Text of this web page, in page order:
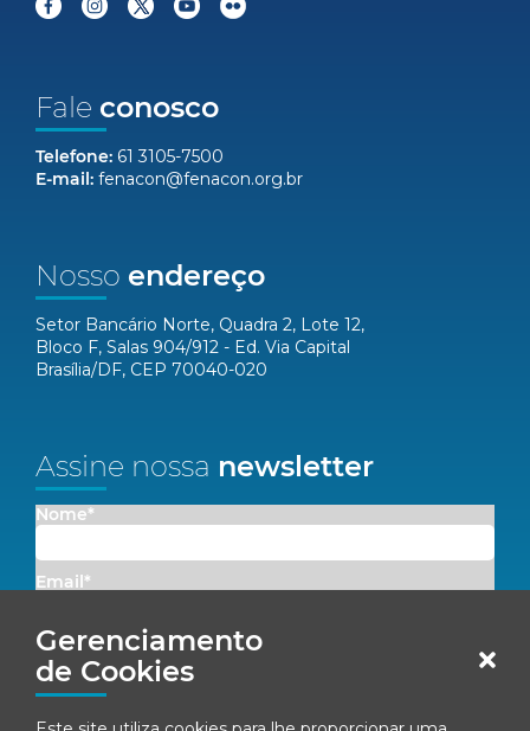
Gerenciamento
de Cookies
Fale conosco
Telefone: 61 3105-7500
E-mail: fenacon@fenacon.org.br
Nosso endereço
Setor Bancário Norte, Quadra 2, Lote 12,
Bloco F, Salas 904/912 - Ed. Via Capital
Brasília/DF, CEP 70040-020
Assine nossa newsletter
Nome*
Email*
Concordo em receber comunicações da Fenacon.